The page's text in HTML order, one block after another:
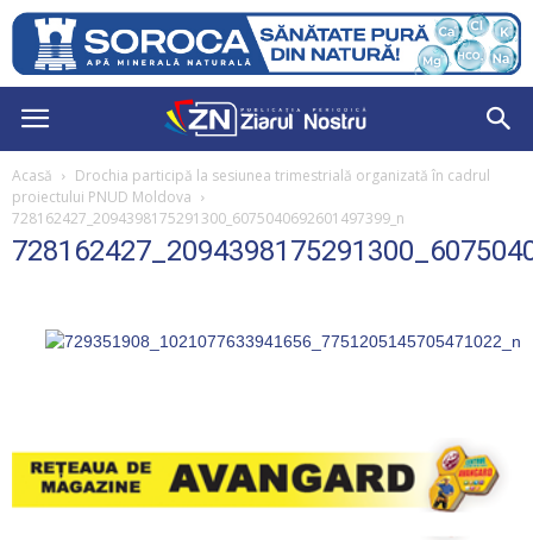
Acasă
Drochia participă la sesiunea trimestrială organizată în cadrul
proiectului PNUD Moldova
728162427_2094398175291300_6075040692601497399_n